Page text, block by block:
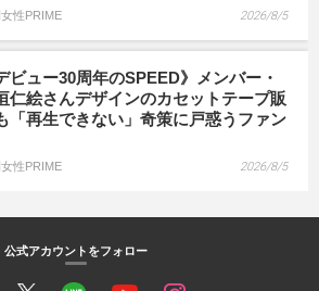
性PRIME 2026/8/5
ビュー30周年のSPEED》メンバー・
仁絵さんデザインのカセットテープ販
「再生できない」奇策に戸惑うファン
性PRIME 2026/8/5
公式アカウントをフォロー